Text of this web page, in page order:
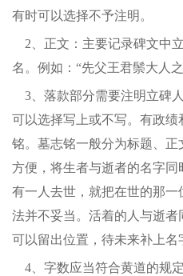
有时可以选择不予注明。
2、正文：主要记录碑文中
名。例如：“先父王君鬃大人之
3、落款部分需要注明立碑
可以选择写上或不写。有政
铭。墓志铭一般分为标题、
方便，将生者与逝者的名字
有一人去世，就把在世的那
法并不妥当。活着的人与逝者
可以留出位置，待未来补上名
4、字数应当符合黄道的规